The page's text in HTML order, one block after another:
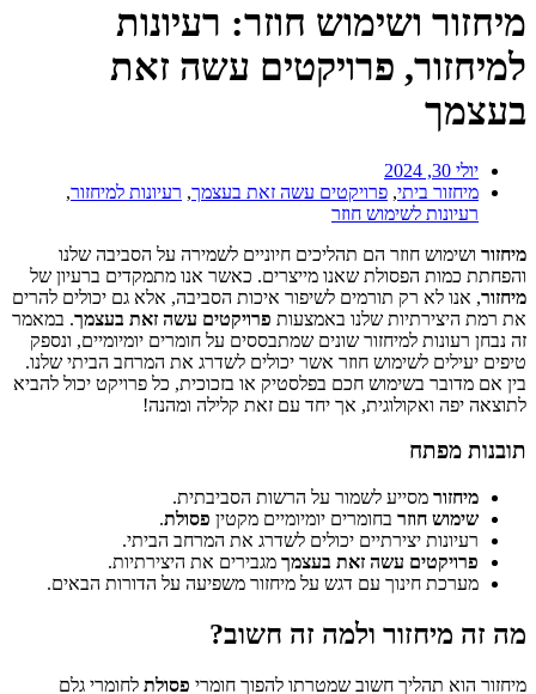
מיחזור ושימוש חוזר: רעיונות
למיחזור, פרויקטים עשה זאת
בעצמך
יולי 30, 2024
מיחזור ביתי, פרויקטים עשה זאת בעצמך, רעיונות למיחזור,
רעיונות לשימוש חוזר
מיחזור ושימוש חוזר הם תהליכים חיוניים לשמירה על הסביבה שלנו
והפחתת כמות הפסולת שאנו מייצרים. כאשר אנו מתמקדים ברעיון של
מיחזור, אנו לא רק תורמים לשיפור איכות הסביבה, אלא גם יכולים להרים
את רמת היצירתיות שלנו באמצעות פרויקטים עשה זאת בעצמך. במאמר
זה נבחן רעונות למיחזור שונים שמתבססים על חומרים יומיומיים, ונספק
טיפים יעילים לשימוש חוזר אשר יכולים לשדרג את המרחב הביתי שלנו.
בין אם מדובר בשימוש חכם בפלסטיק או בזכוכית, כל פרויקט יכול להביא
לתוצאה יפה ואקולוגית, אך יחד עם זאת קלילה ומהנה!
תובנות מפתח
מיחזור מסייע לשמור על הרשות הסביבתית.
שימוש חוזר בחומרים יומיומיים מקטין פסולת.
רעיונות יצירתיים יכולים לשדרג את המרחב הביתי.
פרויקטים עשה זאת בעצמך מגבירים את היצירתיות.
מערכת חינוך עם דגש על מיחזור משפיעה על הדורות הבאים.
מה זה מיחזור ולמה זה חשוב?
מיחזור הוא תהליך חשוב שמטרתו להפוך חומרי פסולת לחומרי גלם